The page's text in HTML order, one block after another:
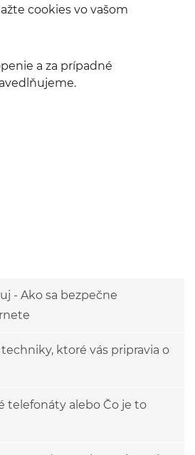
cookies vo vašom
a za prípadné
- Ako sa bezpečne
ktoré vás pripravia o
telefonáty alebo Čo je to